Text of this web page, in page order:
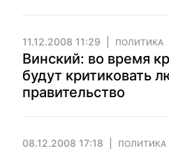
11.12.2008 11:29 ПОЛИТИКА
Винский: во время
будут критиковать
правительство
08.12.2008 17:18 ПОЛИТИКА